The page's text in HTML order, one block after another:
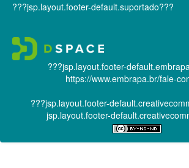
???jsp.layout.footer-default.suportado???
???jsp.layout.footer-
https://www.embrapa.br/fale-
???jsp.layout.footer-
jsp.layout.footer-